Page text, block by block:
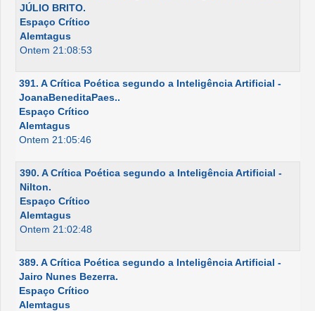
JÚLIO BRITO.
Espaço Crítico
Alemtagus
Ontem 21:08:53
391. A Crítica Poética segundo a Inteligência Artificial -
JoanaBeneditaPaes..
Espaço Crítico
Alemtagus
Ontem 21:05:46
390. A Crítica Poética segundo a Inteligência Artificial -
Nilton.
Espaço Crítico
Alemtagus
Ontem 21:02:48
389. A Crítica Poética segundo a Inteligência Artificial -
Jairo Nunes Bezerra.
Espaço Crítico
Alemtagus